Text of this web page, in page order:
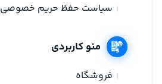
سیاست حفظ حریم خصوصی
منو کاربردی
فروشگاه